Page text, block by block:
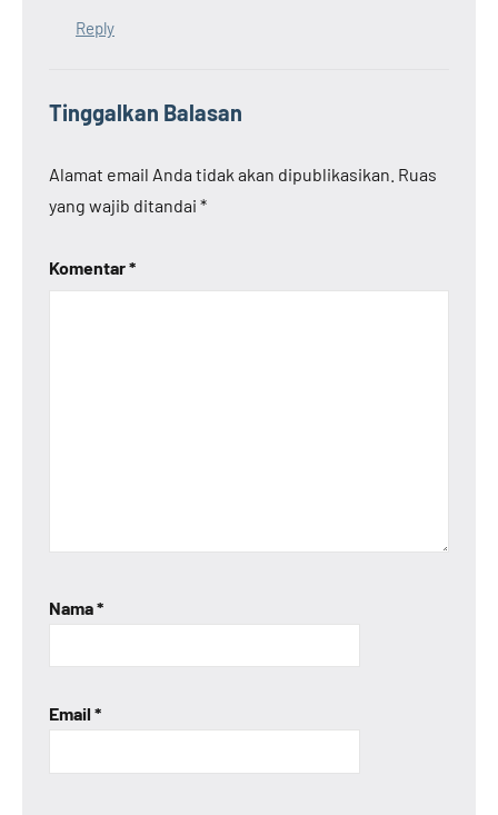
Reply
Tinggalkan Balasan
Alamat email Anda tidak akan dipublikasikan. Ruas
yang wajib ditandai *
Komentar*
Nama*
Email *